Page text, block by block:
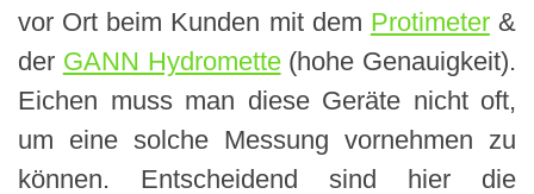
vor Ort beim Kunden mit dem Protimeter&
der GANN Hydromette(hohe Genauigkeit).
Eichen muss man diese Geräte nicht oft,
um eine solche Messung vornehmen zu
können. Entscheidend sind hier die